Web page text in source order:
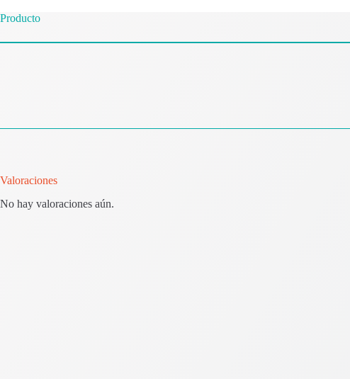
Producto
Valoraciones
No hay valoraciones aún.